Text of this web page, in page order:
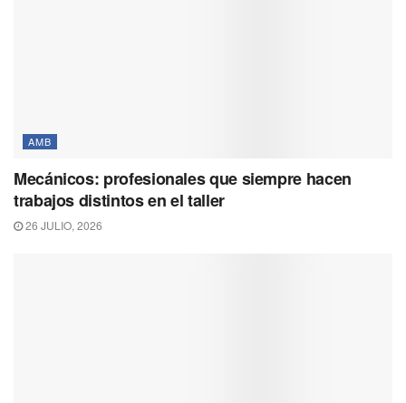
AMB
Mecánicos: profesionales que siempre hacen
trabajos distintos en el taller
26 JULIO, 2026